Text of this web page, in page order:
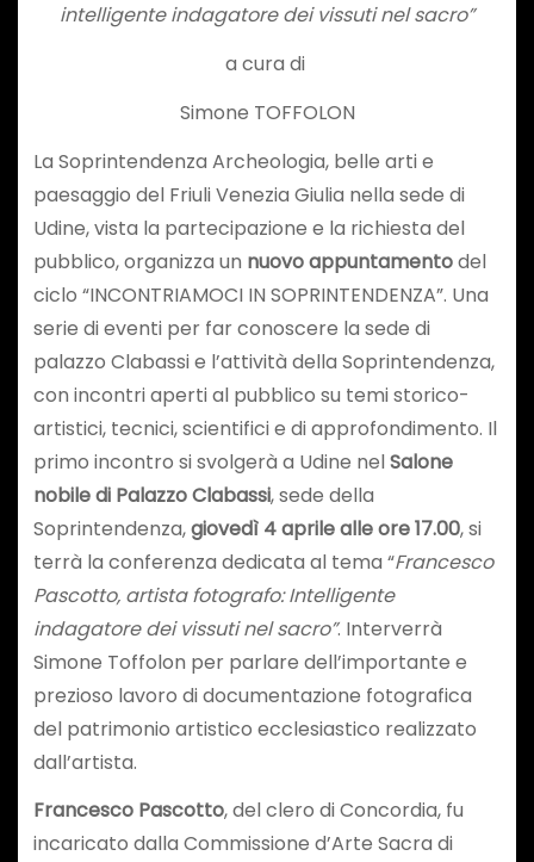
intelligente indagatore dei vissuti nel sacro”
a cura di
Simone TOFFOLON
La Soprintendenza Archeologia, belle arti e
paesaggio del Friuli Venezia Giulia nella sede di
Udine, vista la partecipazione e la richiesta del
pubblico, organizza un nuovo appuntamentodel
ciclo “INCONTRIAMOCI IN SOPRINTENDENZA”. Una
serie di eventi​ per far conoscere la sede di
palazzo Clabassi e l’attività della Soprintendenza,
con incontri aperti al pubblico su temi storico-
artistici, tecnici, scientifici e di approfondimento. Il
primo incontro si svolgerà a Udine nelSalone
nobile di Palazzo Clabassi, sede della
Soprintendenza,giovedì 4 aprile alle ore 17.00, si
terrà la conferenza dedicata al tema “Francesco
Pascotto, artista fotografo: Intelligente
indagatore dei vissuti nel sacro”. Interverrà
Simone Toffolon per parlare dell’importante e
prezioso lavoro di documentazione fotografica
del patrimonio artistico ecclesiastico realizzato
dall’artista.
Francesco Pascotto, del clero di Concordia, fu
incaricato dalla Commissione d’Arte Sacra di